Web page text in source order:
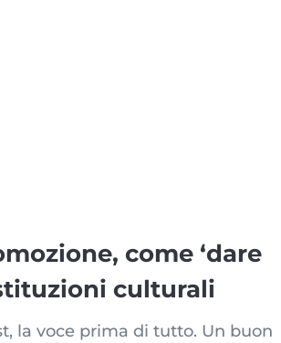
come ‘dare
culturali
la voce prima di tutto. Un buon